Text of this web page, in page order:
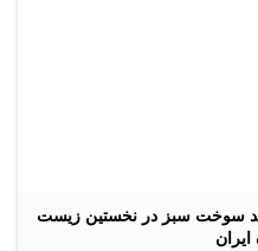
سوخت سبز در نخستین زیست
ایران